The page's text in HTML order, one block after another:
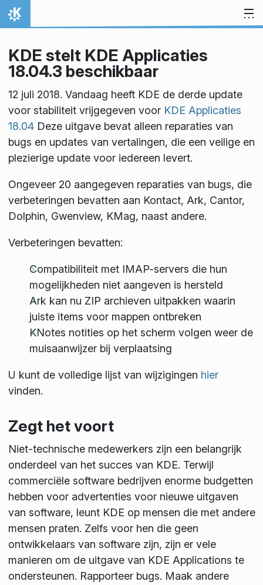
Spring naar inhoud
Thuis
KDE stelt KDE Applicaties
18.04.3 beschikbaar
12 juli 2018. Vandaag heeft KDE de derde update
voor stabiliteit vrijgegeven voor KDE Applicaties
18.04Deze uitgave bevat alleen reparaties van
bugs en updates van vertalingen, die een veilige en
plezierige update voor iedereen levert.
Ongeveer 20 aangegeven reparaties van bugs, die
verbeteringen bevatten aan Kontact, Ark, Cantor,
Dolphin, Gwenview, KMag, naast andere.
Verbeteringen bevatten:
Compatibiliteit met IMAP-servers die hun
mogelijkheden niet aangeven is hersteld
Ark kan nu ZIP archieven uitpakken waarin
juiste items voor mappen ontbreken
KNotes notities op het scherm volgen weer de
muisaanwijzer bij verplaatsing
U kunt de volledige lijst van wijzigingen hier
vinden.
Zegt het voort
Niet-technische medewerkers zijn een belangrijk
onderdeel van het succes van KDE. Terwijl
commerciële software bedrijven enorme budgetten
hebben voor advertenties voor nieuwe uitgaven
van software, leunt KDE op mensen die met andere
mensen praten. Zelfs voor hen die geen
ontwikkelaars van software zijn, zijn er vele
manieren om de uitgave van KDE Applications te
ondersteunen. Rapporteer bugs. Maak andere